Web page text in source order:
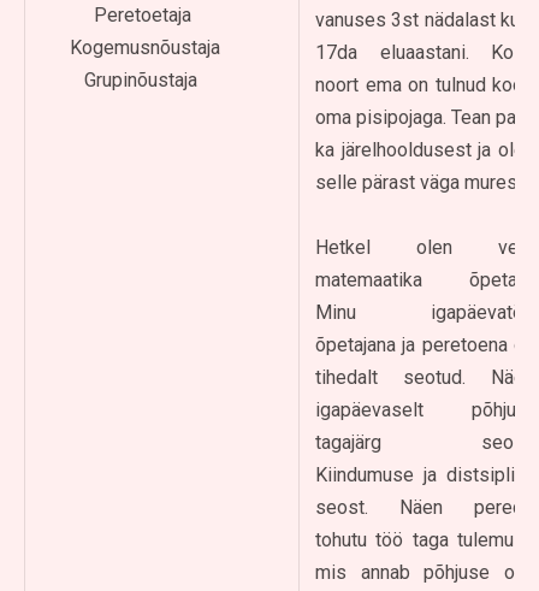
Peretoetaja
Kogemusnõustaja
Grupinõustaja
vanuses 3st nädalast kuni
17da eluaastani. Kolm
noort ema on tulnud koos
oma pisipojaga. Tean palju
ka järelhooldusest ja olen
selle pärast väga mures.
Hetkel olen veel
matemaatika õpetaja.
Minu igapäevatöö
õpetajana ja peretoena on
tihedalt seotud. Näen
igapäevaselt põhjus-
tagajärg seost.
Kiindumuse ja distsipliini
seost. Näen perede
tohutu töö taga tulemust,
mis annab põhjuse olla